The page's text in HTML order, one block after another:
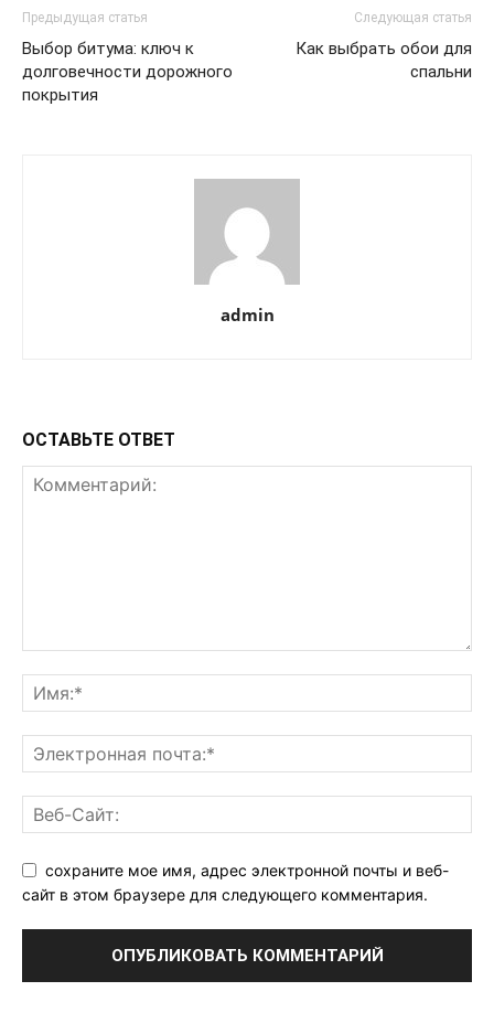
Предыдущая статья
Выбор битума: ключ к
долговечности дорожного
покрытия
Следующая статья
Как выбрать обои для
спальни
admin
ОСТАВЬТЕ ОТВЕТ
сохраните мое имя, адрес электронной почты и веб-
сайт в этом браузере для следующего комментария.